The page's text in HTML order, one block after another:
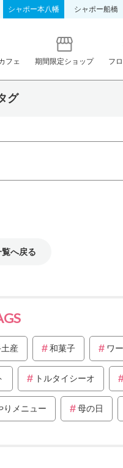
シャポー本八幡 シャポー船橋
フェ 期間限定ショップ フ
グ
へ戻る
産 和菓子 ワ
トルタイシーオ
りメニュー 母の日